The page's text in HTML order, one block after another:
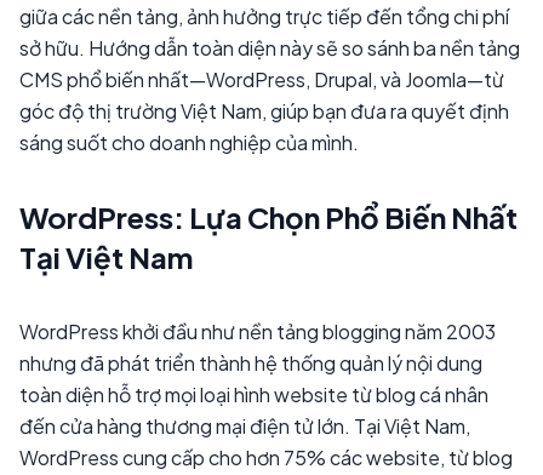
giữa các nền tảng, ảnh hưởng trực tiếp đến tổng chi phí
sở hữu. Hướng dẫn toàn diện này sẽ so sánh ba nền tảng
CMS phổ biến nhất—WordPress, Drupal, và Joomla—từ
góc độ thị trường Việt Nam, giúp bạn đưa ra quyết định
sáng suốt cho doanh nghiệp của mình.
WordPress: Lựa Chọn Phổ Biến Nhất
Tại Việt Nam
WordPress khởi đầu như nền tảng blogging năm 2003
nhưng đã phát triển thành hệ thống quản lý nội dung
toàn diện hỗ trợ mọi loại hình website từ blog cá nhân
đến cửa hàng thương mại điện tử lớn. Tại Việt Nam,
WordPress cung cấp cho hơn 75% các website, từ blog